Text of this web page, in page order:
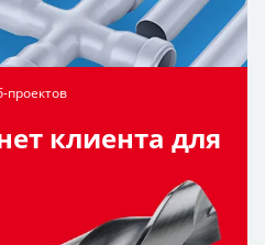
проектов
клиента для